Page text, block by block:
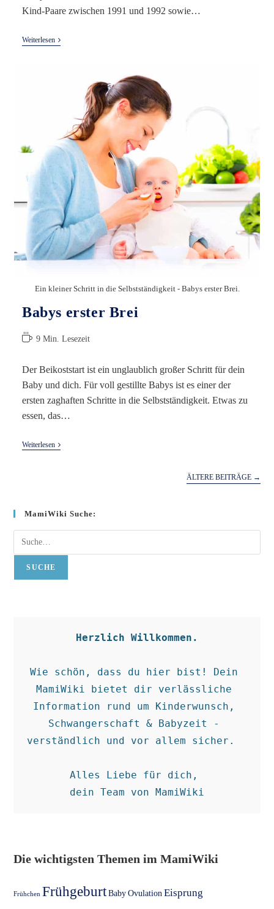
Kind-Paare zwischen 1991 und 1992 sowie…
WeiterlesenParacetamol
Ein kleiner Schritt in die Selbstständigkeit - Babys erster Brei.
Babys erster Brei
Lesedauer:
9 Min. Lesezeit
Der Beikoststart ist ein unglaublich großer Schritt für dein
Baby und dich. Für voll gestillte Babys ist es einer der
ersten zaghaften Schritte in die Selbstständigkeit. Etwas zu
essen, das…
WeiterlesenBabys
ÄLTERE BEITRÄGE →
MamiWiki Suche:
Suche
SUCHE
Herzlich Willkommen.
Wie schön, dass du hier bist! Dein
MamiWiki bietet dir verlässliche
Information rund um Kinderwunsch,
Schwangerschaft & Babyzeit -
verständlich und vor allem sicher.
Alles Liebe für dich,
dein Team von MamiWiki
Die wichtigsten Themen im MamiWiki
Frühchen Frühgeburt Baby Ovulation Eisprung